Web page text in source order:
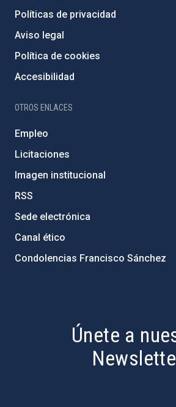
Políticas de privacidad
Aviso legal
Política de cookies
Accesibilidad
OTROS ENLACES
Empleo
Licitaciones
Imagen institucional
RSS
Sede electrónica
Canal ético
Condolencias Francisco Sánchez
Únete a